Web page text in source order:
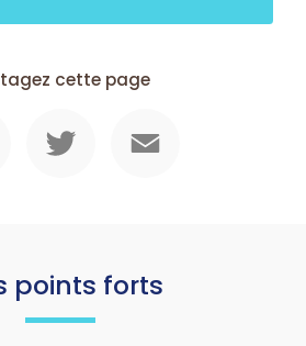
cette page
points forts